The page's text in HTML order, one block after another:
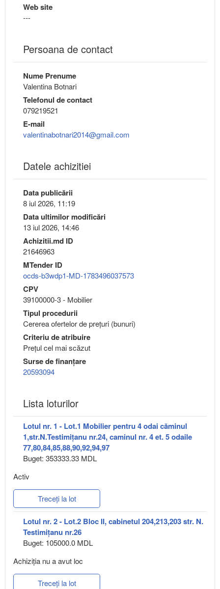
Web site
---
Persoana de contact
Nume Prenume
Valentina Botnari
Telefonul de contact
079219521
E-mail
valentinabotnari2014@gmail.com
Datele achizitiei
Data publicării
8 iul 2026, 11:19
Data ultimilor modificări
13 iul 2026, 14:46
Achizitii.md ID
21646963
MTender ID
ocds-b3wdp1-MD-1783496037573
CPV
39100000-3 - Mobilier
Tipul procedurii
Cererea ofertelor de prețuri (bunuri)
Criteriu de atribuire
Preţul cel mai scăzut
Surse de finanțare
20593094
Lista loturilor
Lotul nr. 1 - Lot.1 Mobilier pentru 4 odai căminul
1,str.N.Testimițanu nr.24, caminul nr. 4 et. 5 odaile
77,80,84,85,88,90,92,94,97
Buget: 353333.33 MDL
Activ
Treceți la lot
Lotul nr. 2 - Lot.2 Bloc II, cabinetul 204,213,203 str. N.
Testimițanu nr.26
Buget: 105000.0 MDL
Achiziţia nu a avut loc
Treceți la lot